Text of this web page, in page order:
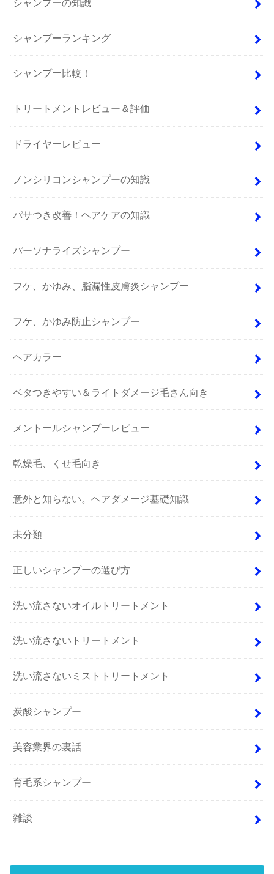
シャンプーランキング
シャンプー比較！
トリートメントレビュー＆評価
ドライヤーレビュー
ノンシリコンシャンプーの知識
パサつき改善！ヘアケアの知識
パーソナライズシャンプー
フケ、かゆみ、脂漏性皮膚炎シャンプー
フケ、かゆみ防止シャンプー
ヘアカラー
ベタつきやすい＆ライトダメージ毛さん向き
メントールシャンプーレビュー
乾燥毛、くせ毛向き
意外と知らない。ヘアダメージ基礎知識
未分類
正しいシャンプーの選び方
洗い流さないオイルトリートメント
洗い流さないトリートメント
洗い流さないミストトリートメント
炭酸シャンプー
美容業界の裏話
育毛系シャンプー
雑談